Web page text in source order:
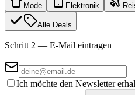
Mode Elektronik
Alle Deals
Schritt 2 — E-Mail eintragen
Ich möchte den Newsletter